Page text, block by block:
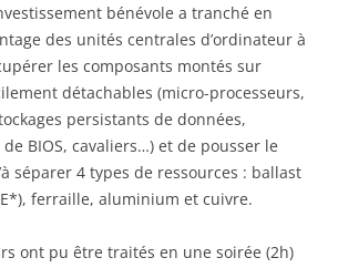
bénévole a tranché en
des unités centrales d’ordinateur à
les composants montés sur
détachables (micro-processeurs,
persistants de données,
de BIOS, cavaliers…) et de pousser le
séparer 4 types de ressources : ballast
ferraille, aluminium et cuivre.
ont pu être traités en une soirée (2h)